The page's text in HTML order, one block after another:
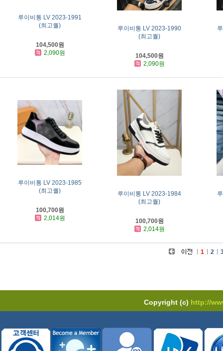
루이비통 LV 2023-1991
(최고퀄)
104,500원
2,090원
루이비통 LV 2023-1990
(최고퀄)
104,500원
2,090원
루이비통 LV 2023-1985
(최고퀄)
100,700원
2,014원
루이비통 LV 2023-1984
(최고퀄)
100,700원
2,014원
1 2
Copyright (c) http://